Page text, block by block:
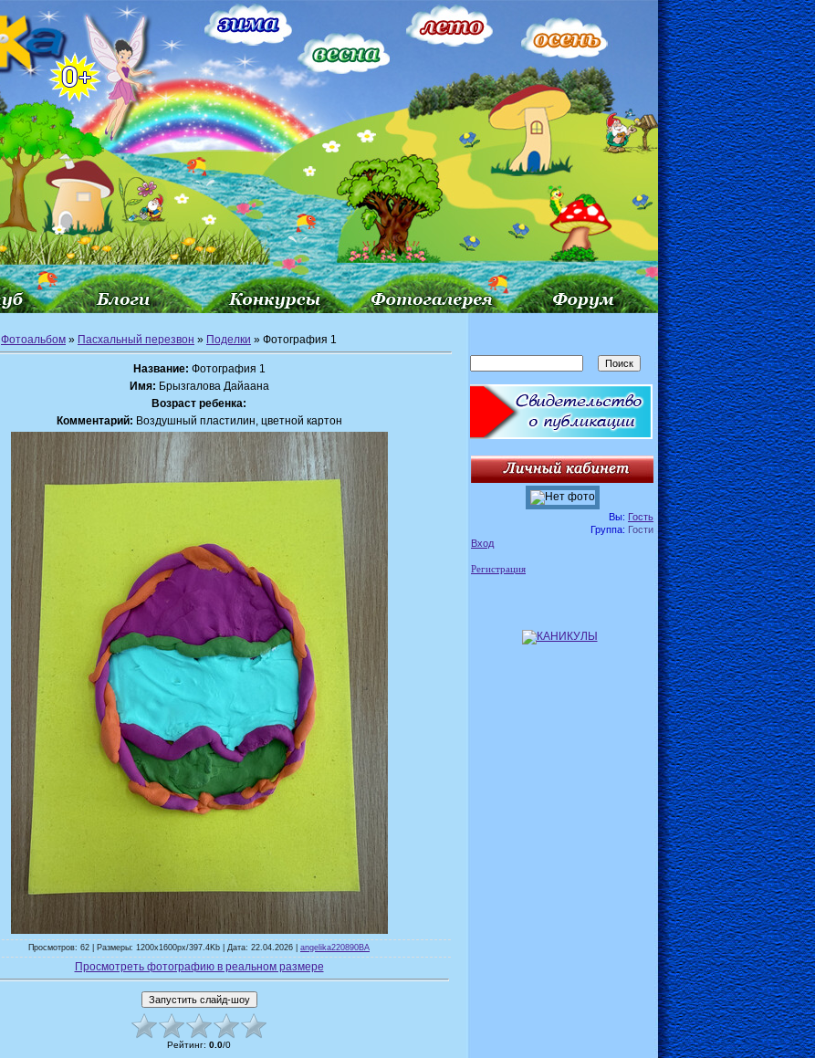
Фотоальбом » Пасхальный перезвон » Поделки » Фотография 1
Название: Фотография 1
Имя: Брызгалова Дайаана
Возраст ребенка:
Комментарий: Воздушный пластилин, цветной картон
Просмотров: 62 | Размеры: 1200x1600px/397.4Kb | Дата: 22.04.2026 | angelika220890BA
Просмотреть фотографию в реальном размере
Рейтинг: 0.0/0
Вы: Гость
Группа: Гости
Вход
Регистрация